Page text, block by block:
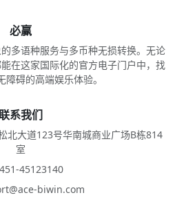
必赢
多语种服务与多币种无损转换。无论
在这家国际化的官方电子门户中，找
障碍的高端娱乐体验。
系我们
北大道123号华南城商业广场B栋814
室
45123140
biwin.com